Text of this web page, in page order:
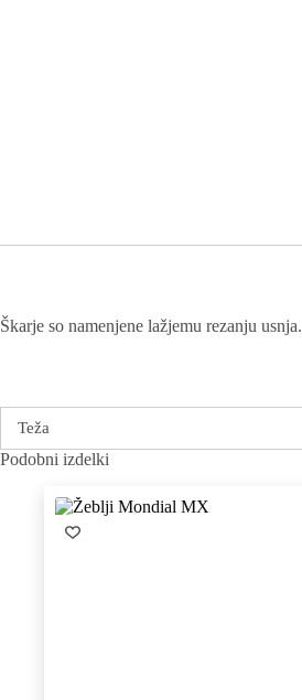
Škarje so namenjene lažjemu rezanju usnja.
Teža
Podobni izdelki